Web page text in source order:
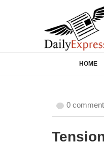
HOME
0